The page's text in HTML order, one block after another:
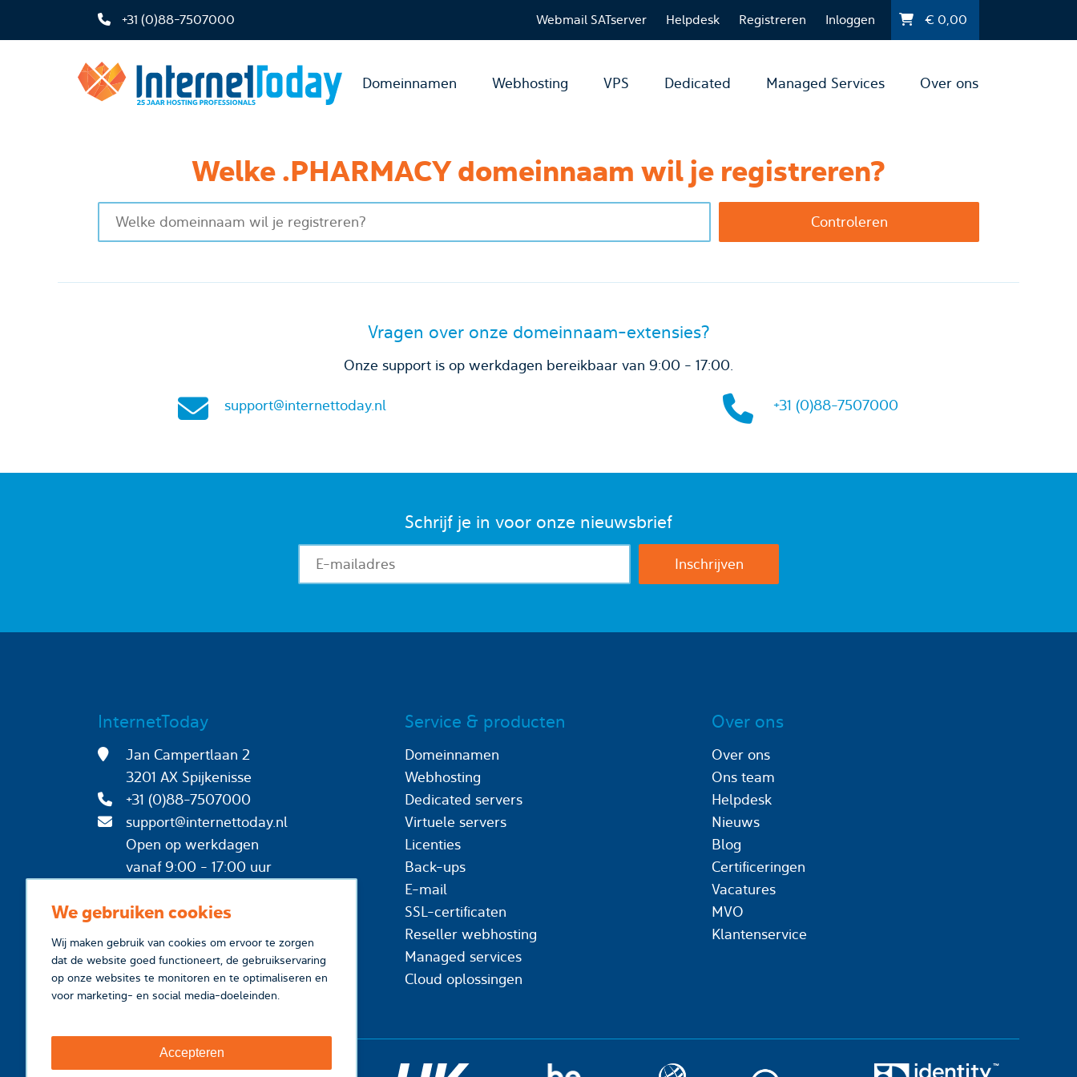
We gebruiken cookies
Wij maken gebruik van cookies om ervoor te zorgen
dat de website goed functioneert, de gebruikservaring
op onze websites te monitoren en te optimaliseren en
voor marketing- en social media-doeleinden.
Accepteren
+31 (0)88-7507000 Webmail SATserver Helpdesk Registreren Inloggen €0,00
Domeinnamen Webhosting VPS Dedicated Managed Services Over ons
Welke .PHARMACY domeinnaam wil je registreren?
Vragen over onze domeinnaam-extensies?
Onze support is op werkdagen bereikbaar van 9:00 - 17:00.
support@internettoday.nl +31 (0)88-7507000
Schrijf je in voor onze nieuwsbrief
InternetToday
Jan Campertlaan 2
3201 AX Spijkenisse
+31 (0)88-7507000
support@internettoday.nl
Open op werkdagen
vanaf 9:00 - 17:00 uur
Service & producten
Domeinnamen
Webhosting
Dedicated servers
Virtuele servers
Licenties
Back-ups
E-mail
SSL-certificaten
Reseller webhosting
Managed services
Cloud oplossingen
Over ons
Over ons
Ons team
Helpdesk
Nieuws
Blog
Certificeringen
Vacatures
MVO
Klantenservice